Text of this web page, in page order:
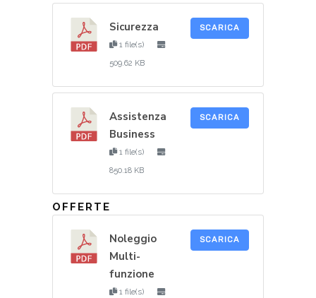
Sicurezza
1 file(s)
509.62 KB
SCARICA
Assistenza
Business
1 file(s)
850.18 KB
SCARICA
OFFERTE
Noleggio
Multi-
funzione
1 file(s)
SCARICA